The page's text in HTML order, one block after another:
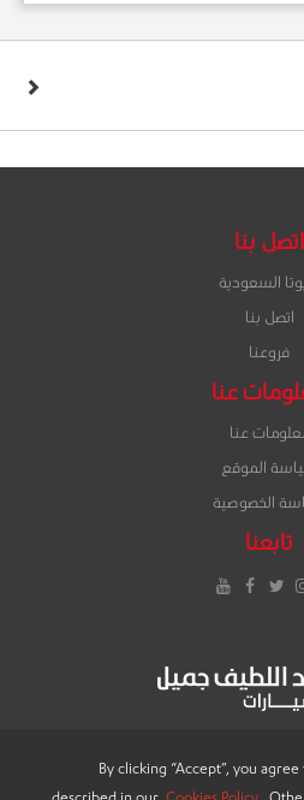
By clicking “Accept”, you
اتصل بنا
السعودية
اتصل بنا
فروعنا
عنا
عنا
الموقع
الخصوصية
تابعنا